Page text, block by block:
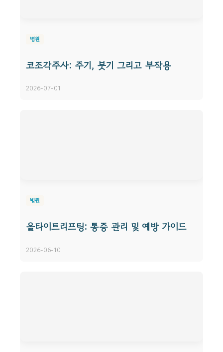
병원
코조각주사: 주기, 붓기 그리고 부작용
2026-07-01
병원
올타이트리프팅: 통증 관리 및 예방 가이드
2026-06-10